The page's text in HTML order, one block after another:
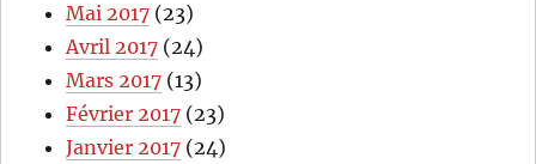
Mai 2017 (23)
Avril 2017 (24)
Mars 2017 (13)
Février 2017 (23)
Janvier 2017 (24)